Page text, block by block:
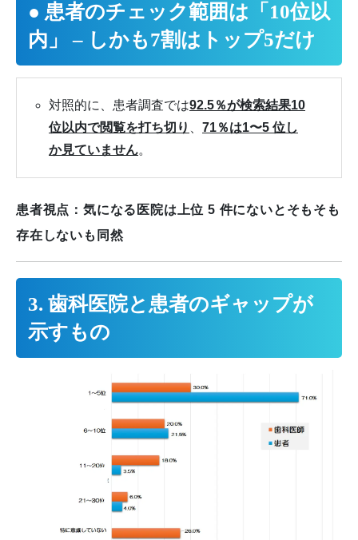
● 患者のチェック範囲は「10位以
内」 – しかも7割はトップ5だけ
対照的に、患者調査では92.5％が検索結果10
位以内で閲覧を打ち切り 、 71％は1〜5 位し
か見ていません。
患者視点：気になる医院は上位 5 件にないとそもそも
存在しないも同然
3. 歯科医院と患者のギャップが
示すもの